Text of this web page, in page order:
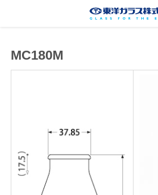
会社案内 Corporate Outline
MC180M